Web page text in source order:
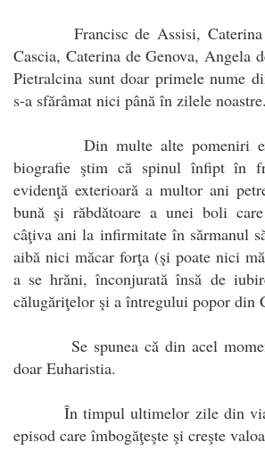
Francisc de Assisi, Caterina
Cascia, Caterina de Genova, Angela
Pietralcina sunt doar primele nume
s-a sfărâmat nici până în zilele
Din multe alte pomeniri
biografie ştim că spinul înfipt în
evidenţă exterioară a multor ani
bună şi răbdătoare a unei boli
câţiva ani la infirmitate în sărmanul
aibă nici măcar forţa (şi poate nici
a se hrăni, înconjurată însă de
călugăriţelor şi a întregului popor din
Se spunea că din acel
doar Euharistia.
În timpul ultimelor zile din
episod care îmbogăţeşte şi creşte